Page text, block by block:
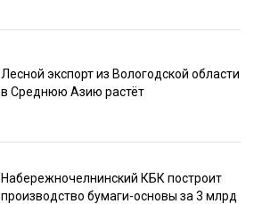
Лесной экспорт из Вологодской области
в Среднюю Азию растёт
Набережночелнинский КБК построит
производство бумаги-основы за 3 млрд